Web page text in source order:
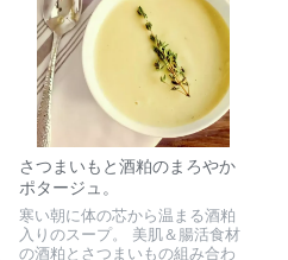
さつまいもと酒粕のまろやか
ポタージュ。
寒い朝に体の芯から温まる酒粕
入りのスープ。 美肌＆腸活食材
の酒粕とさつまいもの組み合わ